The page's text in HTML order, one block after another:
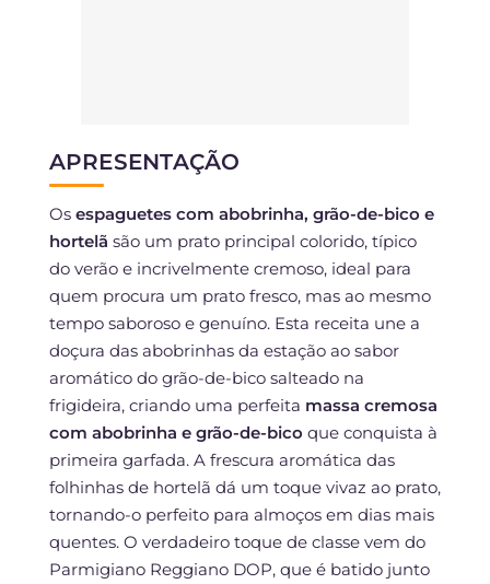
APRESENTAÇÃO
Os espaguetes com abobrinha, grão-de-bico e
hortelã são um prato principal colorido, típico
do verão e incrivelmente cremoso, ideal para
quem procura um prato fresco, mas ao mesmo
tempo saboroso e genuíno. Esta receita une a
doçura das abobrinhas da estação ao sabor
aromático do grão-de-bico salteado na
frigideira, criando uma perfeita massa cremosa
com abobrinha e grão-de-bico que conquista à
primeira garfada. A frescura aromática das
folhinhas de hortelã dá um toque vivaz ao prato,
tornando-o perfeito para almoços em dias mais
quentes. O verdadeiro toque de classe vem do
Parmigiano Reggiano DOP, que é batido junto